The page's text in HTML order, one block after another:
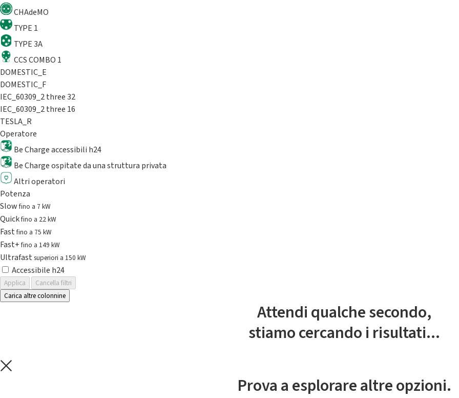
CHAdeMO
TYPE 1
TYPE 3A
CCS COMBO 1
DOMESTIC_E
DOMESTIC_F
IEC_60309_2 three 32
IEC_60309_2 three 16
TESLA_R
Operatore
Be Charge accessibili h24
Be Charge ospitate da una struttura privata
Altri operatori
Potenza
Slowfino a 7 kW
Quickfino a 22 kW
Fastfino a 75 kW
Fast+fino a 149 kW
Ultrafast superiori a 150 kW
Accessibile h24
Applica
Cancella filtri
Carica altre colonnine
Attendi qualche secondo,
stiamo cercando i risultati...
Prova a esplorare altre opzioni.